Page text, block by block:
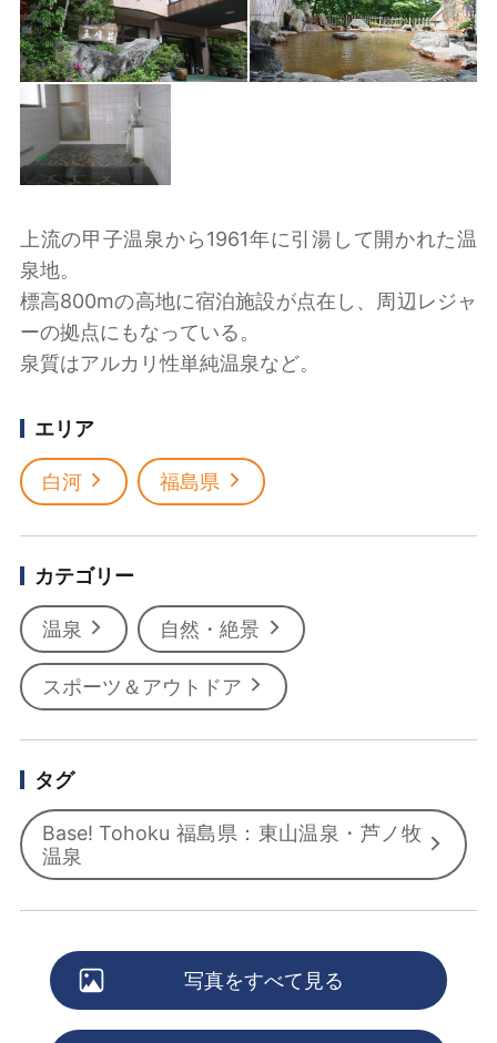
上流の甲子温泉から1961年に引湯して開かれた温
泉地。
標高800mの高地に宿泊施設が点在し、周辺レジャ
ーの拠点にもなっている。
泉質はアルカリ性単純温泉など。
エリア
白河 福島県
カテゴリー
温泉 自然・絶景
スポーツ＆アウトドア
タグ
Base! Tohoku 福島県：東山温泉・芦ノ牧
温泉
写真をすべて見る